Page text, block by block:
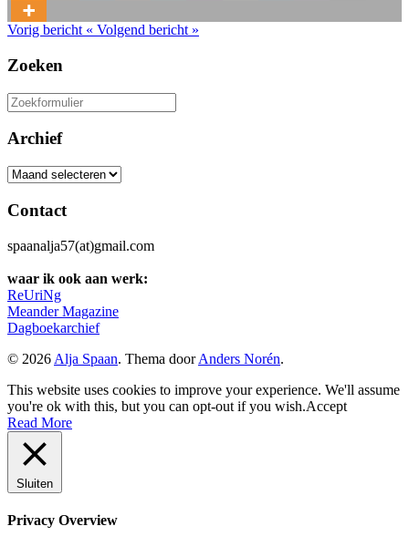
Vorig bericht « Volgend bericht »
Zoeken
Zoeken
naar:
Archief
Archief
Contact
spaanalja57(at)gmail.com
waar ik ook aan werk:
ReUriNg
Meander Magazine
Dagboekarchief
© 2026 Alja Spaan. Thema doorAnders Norén.
This website uses cookies to improve your experience. We'll assume
you're ok with this, but you can opt-out if you wish.Accept
Read More
Sluiten
Privacy Overview